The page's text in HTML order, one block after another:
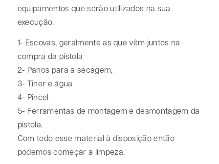
equipamentos que serão utilizados na sua
execução.
1- Escovas, geralmente as que vêm juntos na
compra da pistola
2- Panos para a secagem,
3- Tiner e água
4- Pincel
5- Ferramentas de montagem e desmontagem da
pistola.
Com todo esse material à disposição então
podemos começar a limpeza.